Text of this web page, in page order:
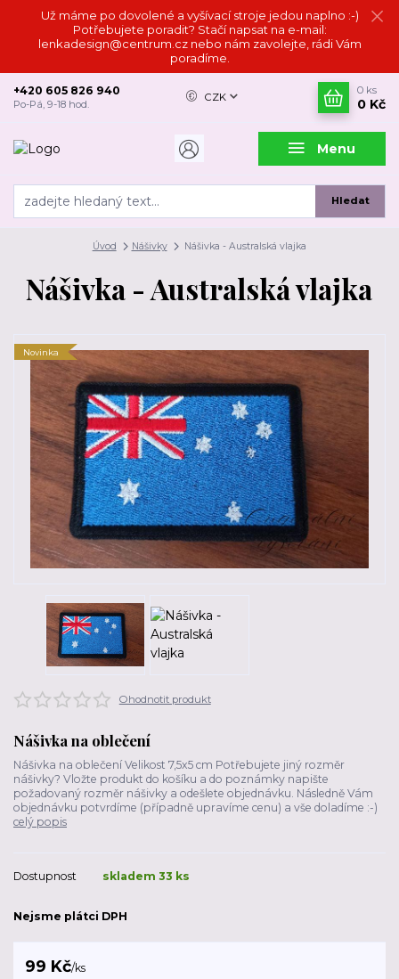
Už máme po dovolené a vyšívací stroje jedou naplno :-)
Potřebujete poradit? Stačí napsat na e-mail:
lenkadesign@centrum.cz nebo nám zavolejte, rádi Vám
poradíme.
Menu
CZK
Hledat
+420 605 826 940
Po-Pá, 9-18 hod.
0 ks
0 Kč
Úvod Nášivky Nášivka - Australská vlajka
Nášivka - Australská vlajka
Novinka
Ohodnotit produkt
Nášivka na oblečení
Nášivka na oblečení Velikost 7,5x5 cm Potřebujete jiný rozměr
nášivky? Vložte produkt do košíku a do poznámky napište
požadovaný rozměr nášivky a odešlete objednávku. Následně Vám
objednávku potvrdíme (případně upravíme cenu) a vše doladíme :-)
celý popis
Dostupnost skladem 33 ks
Nejsme plátci DPH
99 Kč/ks